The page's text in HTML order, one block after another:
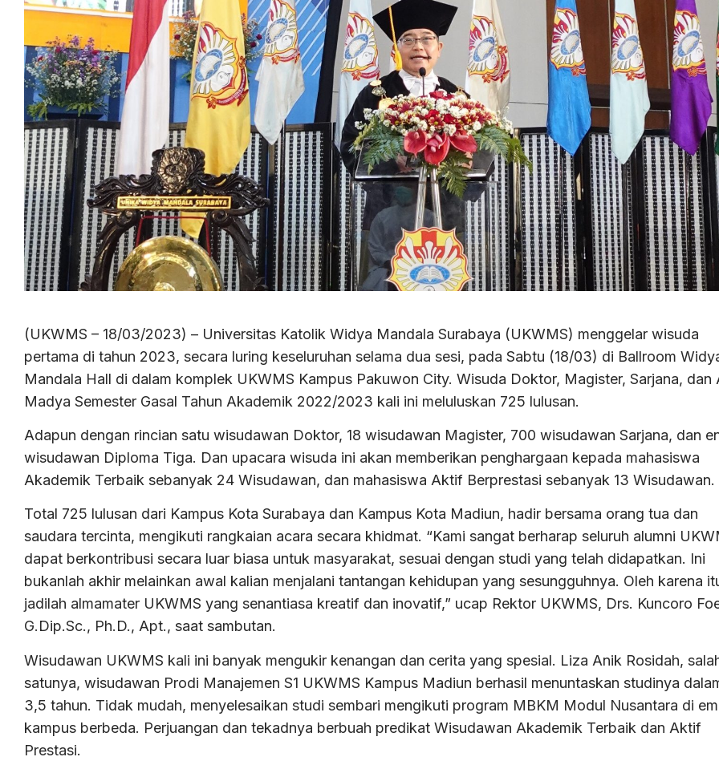
(UKWMS – 18/03/2023) – Universitas Katolik Widya Mandala Surabaya (UKWMS) menggelar wisuda
pertama di tahun 2023, secara luring keseluruhan selama dua sesi, pada Sabtu (18/03) di Ballroom
Mandala Hall di dalam komplek UKWMS Kampus Pakuwon City. Wisuda Doktor, Magister, Sarjana, dan
Madya Semester Gasal Tahun Akademik 2022/2023 kali ini meluluskan 725 lulusan.
Adapun dengan rincian satu wisudawan Doktor, 18 wisudawan Magister, 700 wisudawan Sarjana, dan
wisudawan Diploma Tiga. Dan upacara wisuda ini akan memberikan penghargaan kepada mahasiswa
Akademik Terbaik sebanyak 24 Wisudawan, dan mahasiswa Aktif Berprestasi sebanyak 13 Wisudawan.
Total 725 lulusan dari Kampus Kota Surabaya dan Kampus Kota Madiun, hadir bersama orang tua dan
saudara tercinta, mengikuti rangkaian acara secara khidmat. “Kami sangat berharap seluruh alumni
dapat berkontribusi secara luar biasa untuk masyarakat, sesuai dengan studi yang telah didapatkan. Ini
bukanlah akhir melainkan awal kalian menjalani tantangan kehidupan yang sesungguhnya. Oleh karena
jadilah almamater UKWMS yang senantiasa kreatif dan inovatif,” ucap Rektor UKWMS, Drs. Kuncoro
G.Dip.Sc., Ph.D., Apt., saat sambutan.
Wisudawan UKWMS kali ini banyak mengukir kenangan dan cerita yang spesial. Liza Anik Rosidah,
satunya, wisudawan Prodi Manajemen S1 UKWMS Kampus Madiun berhasil menuntaskan studinya
3,5 tahun. Tidak mudah, menyelesaikan studi sembari mengikuti program MBKM Modul Nusantara di
kampus berbeda. Perjuangan dan tekadnya berbuah predikat Wisudawan Akademik Terbaik dan Aktif
Prestasi.